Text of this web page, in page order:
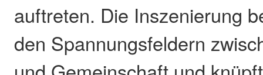
auftreten. Die Inszenierung
den Spannungsfeldern